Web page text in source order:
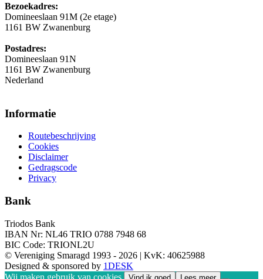
Bezoekadres:
Domineeslaan 91M (2e etage)
1161 BW Zwanenburg
Postadres:
Domineeslaan 91N
1161 BW Zwanenburg
Nederland
Informatie
Routebeschrijving
Cookies
Disclaimer
Gedragscode
Privacy
Bank
Triodos Bank
IBAN Nr: NL46 TRIO 0788 7948 68
BIC Code: TRIONL2U
© Vereniging Smaragd 1993 - 2026 | KvK: 40625988
Designed & sponsored by 1DESK
Wij maken gebruik van cookies.